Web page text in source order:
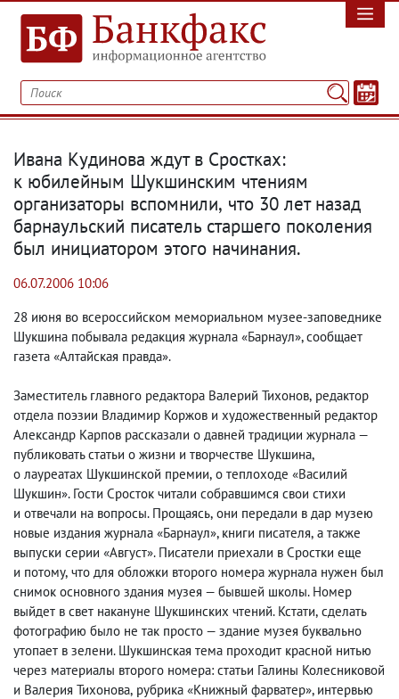
Ивана Кудинова ждут в Сростках:
к юбилейным Шукшинским чтениям
организаторы вспомнили, что 30 лет назад
барнаульский писатель старшего поколения
был инициатором этого начинания.
06.07.2006 10:06
28 июня во всероссийском мемориальном музее-заповеднике
Шукшина побывала редакция журнала «Барнаул», сообщает
газета «Алтайская правда».
Заместитель главного редактора Валерий Тихонов, редактор
отдела поэзии Владимир Коржов и художественный редактор
Александр Карпов рассказали о давней традиции журнала —
публиковать статьи о жизни и творчестве Шукшина,
о лауреатах Шукшинской премии, о теплоходе «Василий
Шукшин». Гости Сросток читали собравшимся свои стихи
и отвечали на вопросы. Прощаясь, они передали в дар музею
новые издания журнала «Барнаул», книги писателя, а также
выпуски серии «Август». Писатели приехали в Сростки еще
и потому, что для обложки второго номера журнала нужен был
снимок основного здания музея — бывшей школы. Номер
выйдет в свет накануне Шукшинских чтений. Кстати, сделать
фотографию было не так просто — здание музея буквально
утопает в зелени. Шукшинская тема проходит красной нитью
через материалы второго номера: статьи Галины Колесниковой
и Валерия Тихонова, рубрика «Книжный фарватер», интервью